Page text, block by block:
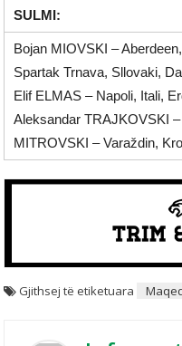
SULMI:
Bojan MIOVSKI –
Spartak Trnava, Sllovaki,
Elif ELMAS – Napoli, Itali,
Aleksandar TRAJKOVSKI
MITROVSKI – Varaždin,
Gjithsej të etiketuara